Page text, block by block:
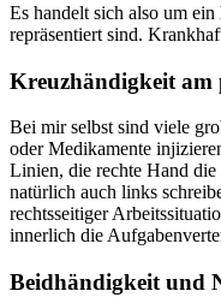
Es handelt sich also um ein
repräsentiert sind.
Kreuzhändigkeit am
Bei mir selbst sind viele
oder Medikamente
Linien, die rechte Hand
natürlich auch links
rechtsseitiger
innerlich die
Beidhändigkeit und